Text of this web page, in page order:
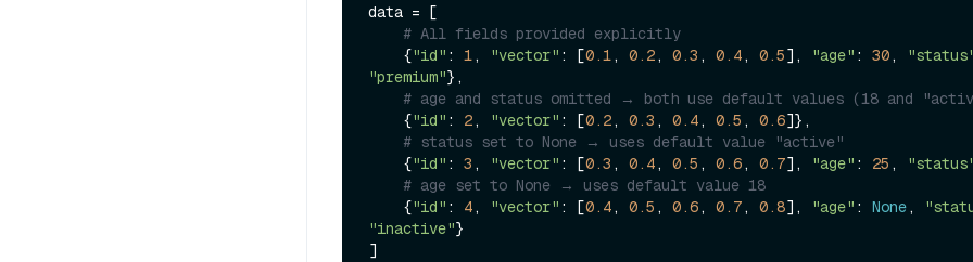
data = [
# All fields provided explicitly
    {
"id" : 1, "vector" : [0.1, 0.2, 0.3 , 0.4, 0.5], "age" : 30,
"premium"},
# age and status omitted → both use default values (18 and
    {
"id" : 2, "vector" : [0.2, 0.3 , 0.4, 0.5 , 0.6]},
# status set to None → uses default value "active"
    {
"id" : 3 , "vector" : [0.3 , 0.4, 0.5 , 0.6, 0.7], "age" : 25 ,
# age set to None → uses default value 18
    {
"id" : 4, "vector" : [0.4, 0.5 , 0.6, 0.7, 0.8], "age" : None,
"inactive"}
]